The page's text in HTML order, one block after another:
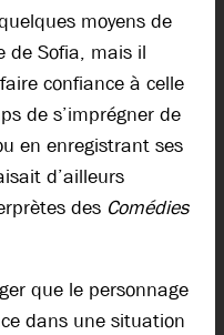
moyens de
de Sofia, mais il
confiance à celle
de s’imprégner de
en enregistrant ses
d’ailleurs
des Comédies
que le personnage
dans une situation